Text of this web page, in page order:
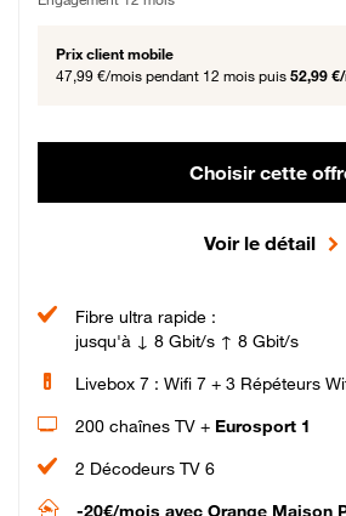
Prix client mobile
47,99 €/mois pendant 12 mois puis 52,99
Choisir cette
Voir le détail
Fibre ultra rapide :
jusqu'à ↓ 8 Gbit/s ↑ 8 Gbit/s
Livebox 7 : Wifi 7 + 3 Répéteurs
200 chaînes TV + Eurosport 1
2 Décodeurs TV 6
-20€/mois avec Orange Maison